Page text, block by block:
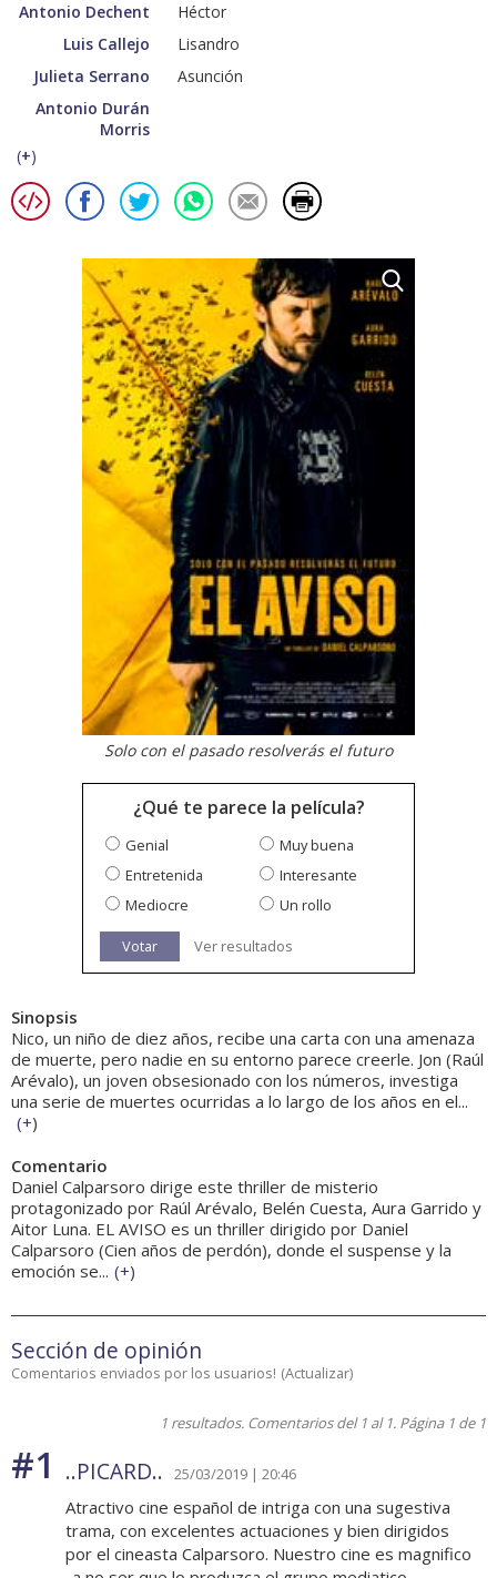
Antonio Dechent
Héctor
Luis Callejo
Lisandro
Julieta Serrano
Asunción
Antonio Durán
Morris
(+)
Solo con el pasado resolverás el futuro
¿Qué te parece la película?
Genial
Muy buena
Entretenida
Interesante
Mediocre
Un rollo
Votar Ver resultados
Sinopsis
Nico, un niño de diez años, recibe una carta con una amenaza
de muerte, pero nadie en su entorno parece creerle. Jon (Raúl
Arévalo), un joven obsesionado con los números, investiga
una serie de muertes ocurridas a lo largo de los años en el...
(+)
Comentario
Daniel Calparsoro dirige este thriller de misterio
protagonizado por Raúl Arévalo, Belén Cuesta, Aura Garrido y
Aitor Luna. EL AVISO es un thriller dirigido por Daniel
Calparsoro (Cien años de perdón), donde el suspense y la
emoción se... (+)
Sección de opinión
Comentarios enviados por los usuarios! (Actualizar)
1 resultados. Comentarios del 1 al 1. Página 1 de 1
#1 ..PICARD.. 25/03/2019 | 20:46
Atractivo cine español de intriga con una sugestiva
trama, con excelentes actuaciones y bien dirigidos
por el cineasta Calparsoro. Nuestro cine es magnifico